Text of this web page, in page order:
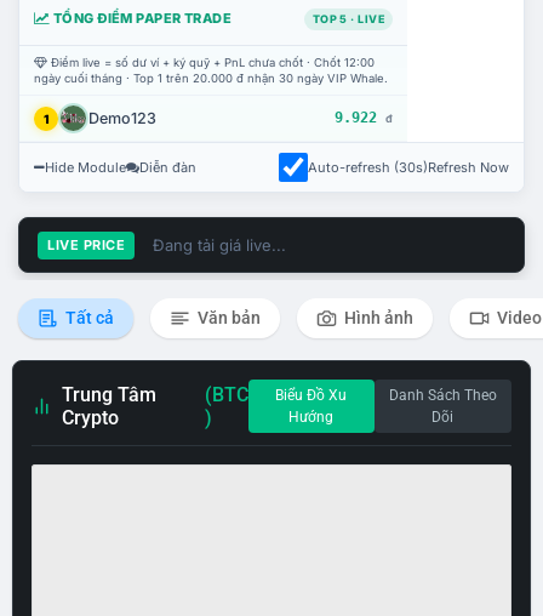
TỔNG ĐIỂM PAPER TRADE TOP 5 · LIVE
Điểm live = số dư ví + ký quỹ + PnL chưa chốt · Chốt 12:00
ngày cuối tháng · Top 1 trên 20.000 đ nhận 30 ngày VIP Whale.
1 Demo123 9.922 đ
Hide Module Diễn đàn Auto-refresh (30s)Refresh Now
LIVE PRICE Đang tải giá live...
Tất cả Văn bản Hình ảnh Video
Trung Tâm
Crypto
(BTC
)
Biểu Đồ Xu
Hướng
Danh Sách Theo
Dõi